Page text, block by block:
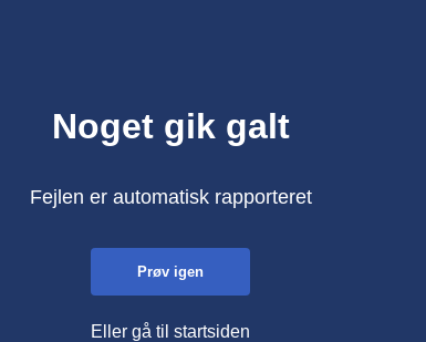
Noget gik galt
Fejlen er automatisk rapporteret
Prøv igen
Eller gå til startsiden